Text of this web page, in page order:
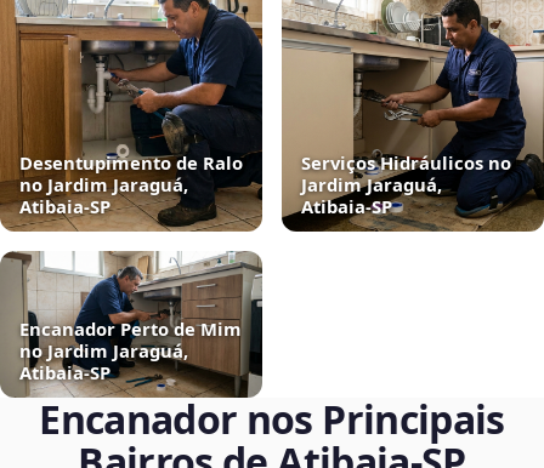
Desentupimento de Ralo
no Jardim Jaraguá,
Atibaia‑SP
Serviços Hidráulicos no
Jardim Jaraguá,
Atibaia‑SP
Encanador Perto de Mim
no Jardim Jaraguá,
Atibaia‑SP
Encanador nos Principais